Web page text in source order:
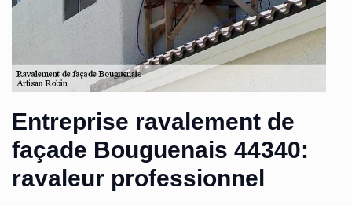
Entreprise ravalement de
façade Bouguenais 44340:
ravaleur professionnel